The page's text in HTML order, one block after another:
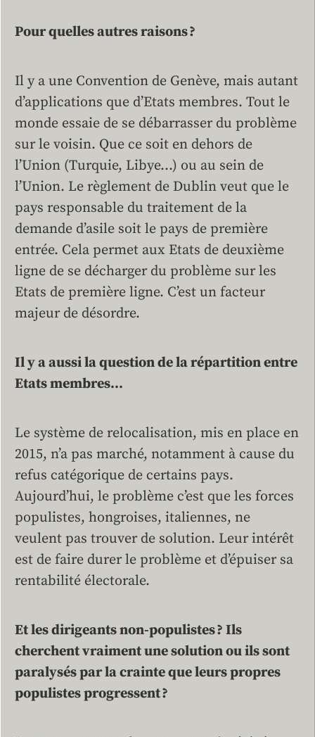
Pour quelles autres raisons ?
Il y a une Convention de Genève, mais autant
d’applications que d’Etats membres. Tout le
monde essaie de se débarrasser du problème
sur le voisin. Que ce soit en dehors de
l’Union (Turquie, Libye…) ou au sein de
l’Union. Le règlement de Dublin veut que le
pays responsable du traitement de la
demande d’asile soit le pays de première
entrée. Cela permet aux Etats de deuxième
ligne de se décharger du problème sur les
Etats de première ligne. C’est un facteur
majeur de désordre.
Il y a aussi la question de la répartition entre
Etats membres…
Le système de relocalisation, mis en place en
2015, n’a pas marché, notamment à cause du
refus catégorique de certains pays.
Aujourd’hui, le problème c’est que les forces
populistes, hongroises, italiennes, ne
veulent pas trouver de solution. Leur intérêt
est de faire durer le problème et d’épuiser sa
rentabilité électorale.
Et les dirigeants non-populistes ? Ils
cherchent vraiment une solution ou ils sont
paralysés par la crainte que leurs propres
populistes progressent ?